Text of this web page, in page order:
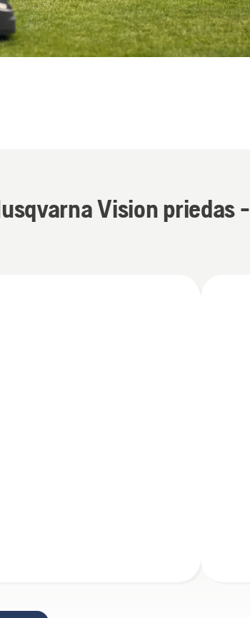
Vision priedas -